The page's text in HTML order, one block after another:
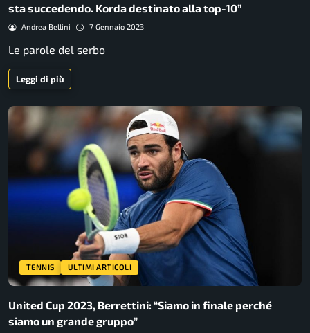
sta succedendo. Korda destinato alla top-10”
Andrea Bellini 7 Gennaio 2023
Le parole del serbo
Leggi di più
TENNIS ULTIMI ARTICOLI
United Cup 2023, Berrettini: “Siamo in finale perché
siamo un grande gruppo”